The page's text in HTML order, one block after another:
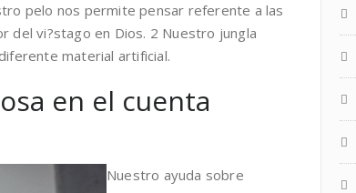
pelo nos permite pensar referente a las
del vi?stago en Dios. 2 Nuestro jungla
material artificial.
en el cuenta
Nuestro ayuda sobre